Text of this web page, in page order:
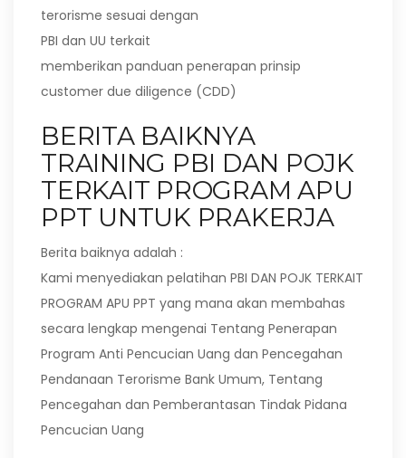
terorisme sesuai dengan
PBI dan UU terkait
memberikan panduan penerapan prinsip
customer due diligence (CDD)
BERITA BAIKNYA
TRAINING PBI DAN POJK
TERKAIT PROGRAM APU
PPT UNTUK PRAKERJA
Berita baiknya adalah :
Kami menyediakan pelatihan PBI DAN POJK TERKAIT
PROGRAM APU PPT yang mana akan membahas
secara lengkap mengenai Tentang Penerapan
Program Anti Pencucian Uang dan Pencegahan
Pendanaan Terorisme Bank Umum, Tentang
Pencegahan dan Pemberantasan Tindak Pidana
Pencucian Uang